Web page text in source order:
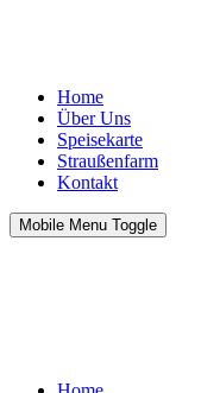
Home
Über Uns
Speisekarte
Straußenfarm
Kontakt
Mobile Menu Toggle